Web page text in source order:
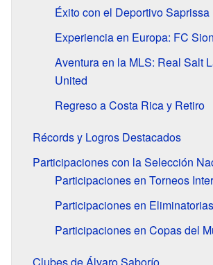
Éxito con el Deportivo Saprissa
Experiencia en Europa: FC
Aventura en la MLS: Real Salt
United
Regreso a Costa Rica y Retiro
Récords y Logros Destacados
Participaciones con la Selección
Participaciones en Torneos
Participaciones en
Participaciones en Copas del
Clubes de Álvaro Saborío